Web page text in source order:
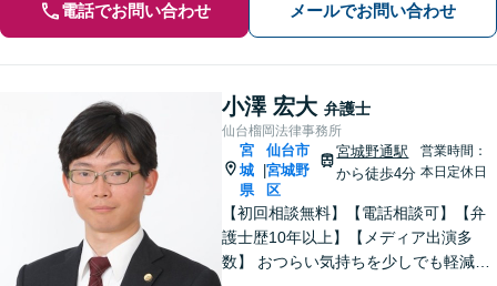
電話でお問い合わせ メールでお問い合わせ
小澤 宏大 弁護士
仙台榴岡法律事務所
宮
城
県
仙台市
宮城野
区
宮城野通駅
から徒歩4分
営業時間：
本日定休日
【初回相談無料】【電話相談可】【弁
護士歴10年以上】【メディア出演多
数】 おつらい気持ちを少しでも軽減し